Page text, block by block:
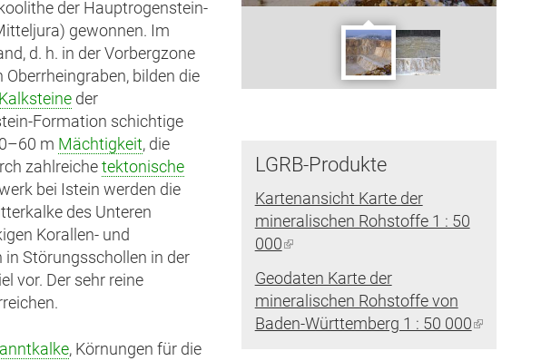
der Hauptrogenstein-
gewonnen. Im
d. h. in der Vorbergzone
Oberrheingraben, bilden die
Kalksteine der
Formation schichtige
m Mächtigkeit, die
zahlreichetektonische
bei Istein werden die
des Unteren
Korallen- und
Störungsschollen in der
vor. Der sehr reine
, Körnungen für die
LGRB-Produkte
Kartenansicht Karte der
mineralischen Rohstoffe 1 : 50
000(Link
extern)
Geodaten Karte der
mineralischen Rohstoffe von
Baden-Württemberg 1 : 50 000(Link